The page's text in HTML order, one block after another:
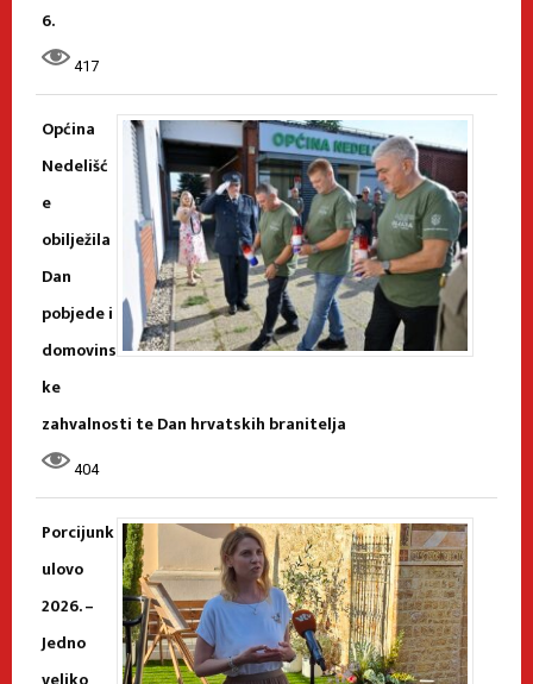
6.
417
Općina
Nedelišć
e
obilježila
Dan
pobjede i
domovins
ke
zahvalnosti te Dan hrvatskih branitelja
404
Porcijunk
ulovo
2026. –
Jedno